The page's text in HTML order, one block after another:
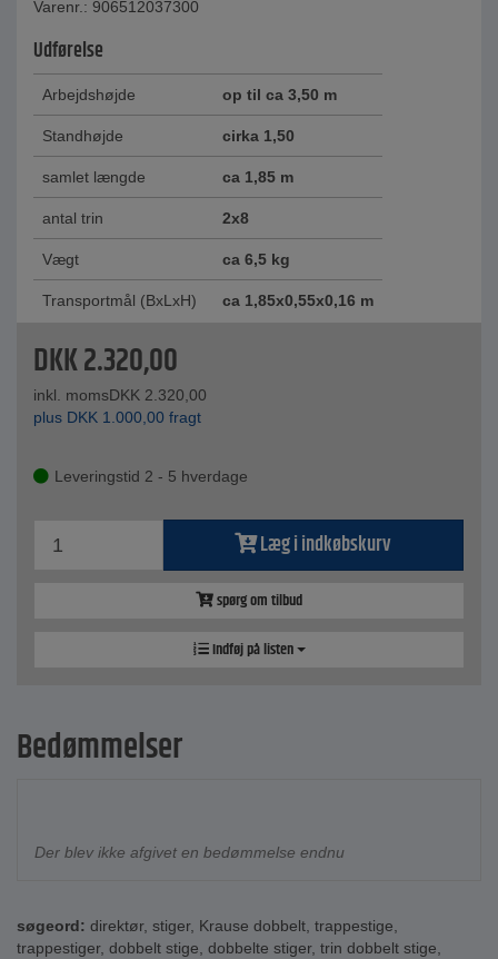
Varenr.: 906512037300
Udførelse
Arbejdshøjde op til ca 3,50 m
Standhøjde cirka 1,50
samlet længde ca 1,85 m
antal trin 2x8
Vægt ca 6,5 ​​kg
Transportmål (BxLxH) ca 1,85x0,55x0,16 m
DKK2.320,00
inkl. momsDKK 2.320,00
plus DKK 1.000,00 fragt
Leveringstid 2 - 5 hverdage
Læg i indkøbskurv
spørg om tilbud
Indføj på listen
Bedømmelser
Der blev ikke afgivet en bedømmelse endnu
søgeord: direktør, stiger, Krause dobbelt, trappestige,
trappestiger, dobbelt stige, dobbelte stiger, trin dobbelt stige,